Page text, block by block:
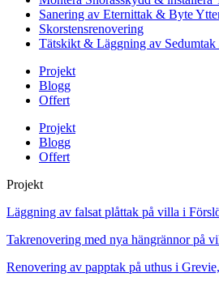
Sanering av Eternittak & Byte
Skorstensrenovering
Tätskikt & Läggning av Sedumtak
Projekt
Blogg
Offert
Projekt
Blogg
Offert
Projekt
Läggning av falsat plåttak på villa i
Takrenovering med nya hängrännor på
Renovering av papptak på uthus i